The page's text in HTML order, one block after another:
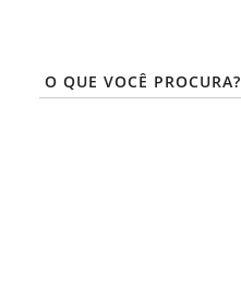
O QUE VOCÊ PROCURA?